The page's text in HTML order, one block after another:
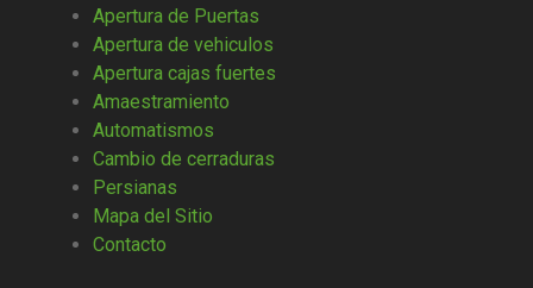
Apertura de Puertas
Apertura de vehiculos
Apertura cajas fuertes
Amaestramiento
Automatismos
Cambio de cerraduras
Persianas
Mapa del Sitio
Contacto